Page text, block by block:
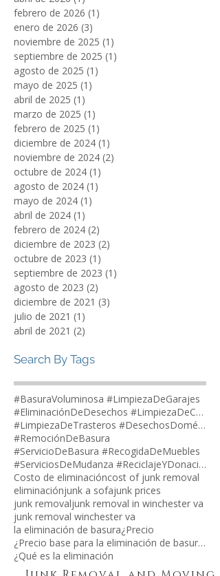
febrero de 2026 (1)
enero de 2026 (3)
noviembre de 2025 (1)
septiembre de 2025 (1)
agosto de 2025 (1)
mayo de 2025 (1)
abril de 2025 (1)
marzo de 2025 (1)
febrero de 2025 (1)
diciembre de 2024 (1)
noviembre de 2024 (2)
octubre de 2024 (1)
agosto de 2024 (1)
mayo de 2024 (1)
abril de 2024 (1)
febrero de 2024 (2)
diciembre de 2023 (2)
octubre de 2023 (1)
septiembre de 2023 (1)
agosto de 2023 (2)
diciembre de 2021 (3)
julio de 2021 (1)
abril de 2021 (2)
Search By Tags
#BasuraVoluminosa #LimpiezaDeGarajes
#EliminaciónDeDesechos #LimpiezaDeCasas
#LimpiezaDeTrasteros #DesechosDomésticos
#RemociónDeBasura
#ServicioDeBasura #RecogidaDeMuebles
#ServiciosDeMudanza #ReciclajeYDonaciones
Costo de eliminacióncost of junk removal
eliminaciónjunk a sofajunk prices
junk removaljunk removal in winchester va
junk removal winchester va
la eliminación de basura¿Precio
¿Precio base para la eliminación de basura?
¿Qué es la eliminación